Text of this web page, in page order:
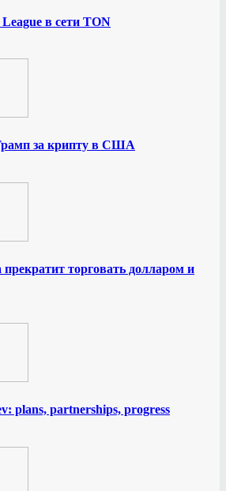
в сети TON
за крипту в США
торговать долларом и
plans, partnerships, progress